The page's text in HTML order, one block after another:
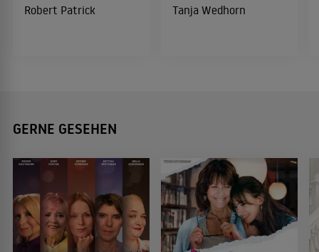
Robert Patrick Tanja Wedhorn
GERNE GESEHEN